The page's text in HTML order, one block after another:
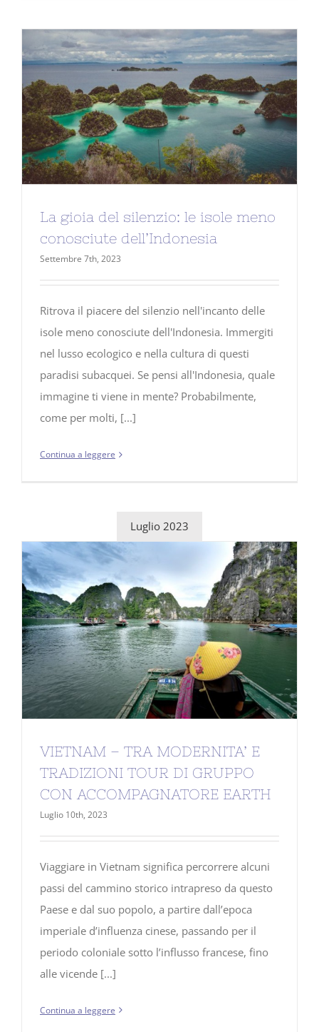
La gioia del silenzio: le isole meno
conosciute dell’Indonesia
Settembre 7th, 2023
Ritrova il piacere del silenzio nell'incanto delle
isole meno conosciute dell'Indonesia. Immergiti
nel lusso ecologico e nella cultura di questi
paradisi subacquei. Se pensi all'Indonesia, quale
immagine ti viene in mente? Probabilmente,
come per molti, [...]
Continua a leggere
Luglio 2023
VIETNAM – TRA MODERNITA’ E
TRADIZIONI TOUR DI GRUPPO
CON ACCOMPAGNATORE EARTH
Luglio 10th, 2023
Viaggiare in Vietnam significa percorrere alcuni
passi del cammino storico intrapreso da questo
Paese e dal suo popolo, a partire dall’epoca
imperiale d’influenza cinese, passando per il
periodo coloniale sotto l’influsso francese, fino
alle vicende [...]
Continua a leggere